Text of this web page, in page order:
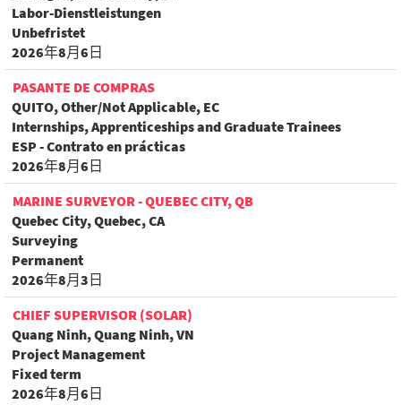
Labor-Dienstleistungen
Unbefristet
2026年8月6日
PASANTE DE COMPRAS
QUITO, Other/Not Applicable, EC
Internships, Apprenticeships and Graduate Trainees
ESP - Contrato en prácticas
2026年8月6日
MARINE SURVEYOR - QUEBEC CITY, QB
Quebec City, Quebec, CA
Surveying
Permanent
2026年8月3日
CHIEF SUPERVISOR (SOLAR)
Quang Ninh, Quang Ninh, VN
Project Management
Fixed term
2026年8月6日